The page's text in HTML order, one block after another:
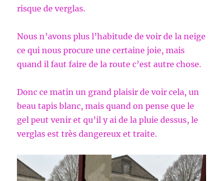
risque de verglas.
Nous n’avons plus l’habitude de voir de la neige
ce qui nous procure une certaine joie, mais
quand il faut faire de la route c’est autre chose.
Donc ce matin un grand plaisir de voir cela, un
beau tapis blanc, mais quand on pense que le
gel peut venir et qu’il y ai de la pluie dessus, le
verglas est très dangereux et traite.